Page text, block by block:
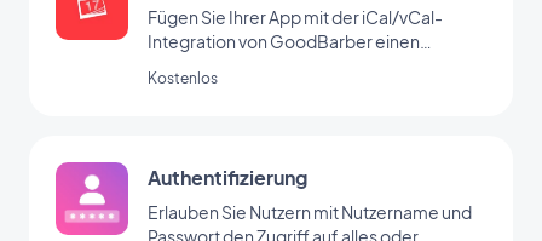
Fügen Sie Ihrer App mit der iCal/vCal-
Integration von GoodBarber einen
Kostenlos
Authentifizierung
Erlauben Sie Nutzern mit Nutzername und
Passwort den Zugriff auf alles oder